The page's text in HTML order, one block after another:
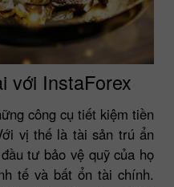
với InstaForex
công cụ tiết kiệm tiền
vị thế là tài sản trú ẩn
tư bảo vệ quỹ của họ
tế và bất ổn tài chính.